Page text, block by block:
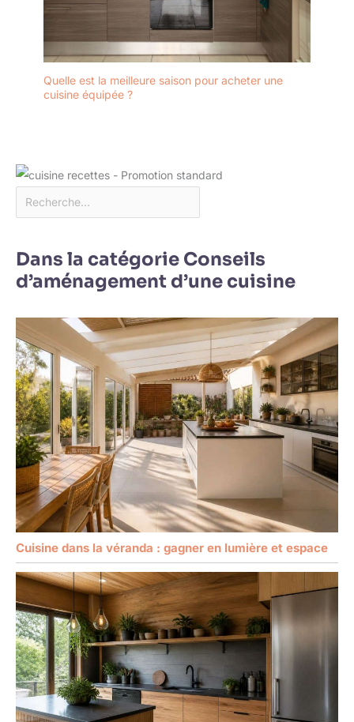
Quelle est la meilleure saison pour acheter une
cuisine équipée ?
Dans la catégorie Conseils
d’aménagement d’une cuisine
Cuisine dans la véranda : gagner en lumière et espace